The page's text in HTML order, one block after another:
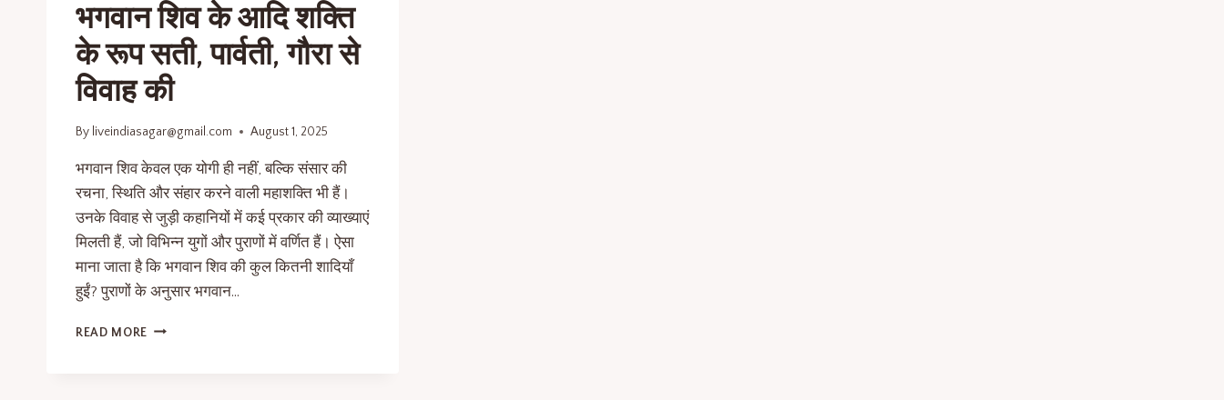
भगवान शिव के आदि शक्ति
के रूप सती, पार्वती, गौरा से
विवाह की
By liveindiasagar@gmail.com August 1, 2025
भगवान शिव केवल एक योगी ही नहीं, बल्कि संसार की
रचना, स्थिति और संहार करने वाली महाशक्ति भी हैं।
उनके विवाह से जुड़ी कहानियों में कई प्रकार की व्याख्याएं
मिलती हैं, जो विभिन्न युगों और पुराणों में वर्णित हैं। ऐसा
माना जाता है कि भगवान शिव की कुल कितनी शादियाँ
हुईं? पुराणों के अनुसार भगवान…
READ MORE